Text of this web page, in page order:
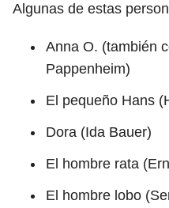
Algunas de estas
Anna O. (también
Pappenheim)
El pequeño Hans
Dora (Ida Bauer)
El hombre rata
El hombre lobo